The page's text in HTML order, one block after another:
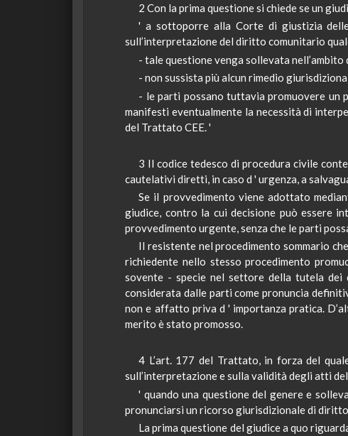
2 Con la prima questione si chiede se un
' a sottoporre alla Corte di giustizia
sull’interpretazione del diritto comunitario
- tale questione venga sollevata
- non sussista più alcun rimedio
- le parti possano tuttavia promuovere un
manifesti eventualmente la necessità di
del Trattato CEE. '
3 Il codice tedesco di procedura civile
cautelativi diretti, in caso d ' urgenza, a
Se il provvedimento viene adottato
giudice, contro la cui decisione può essere
provvedimento urgente, senza che le parti
Il resistente nel procedimento sommario
richiedente nello stesso procedimento
sovente - specie nel settore della tutela dei
considerata dalle parti come pronuncia
non e affatto priva d ' importanza pratica.
merito è stato promosso.
4 L’art. 177 del Trattato, in forza del
sull’interpretazione e sulla validità degli atti
' quando una questione del genere e
pronunciarsi un ricorso giurisdizionale di
La prima questione del giudice a quo